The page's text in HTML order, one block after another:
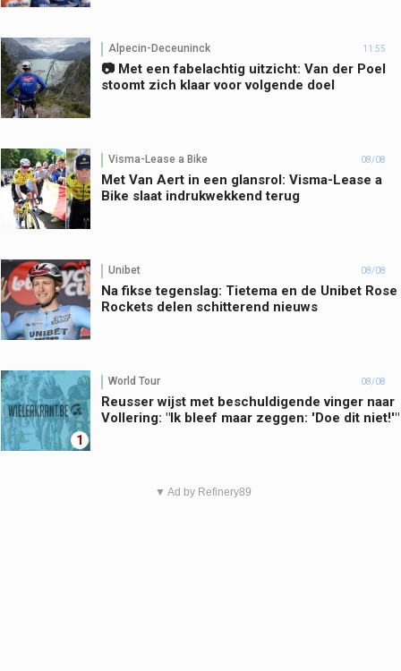
Alpecin-Deceuninck 11:55
📷 Met een fabelachtig uitzicht: Van der Poel
stoomt zich klaar voor volgende doel
Visma-Lease a Bike 08/08
Met Van Aert in een glansrol: Visma-Lease a
Bike slaat indrukwekkend terug
Unibet 08/08
Na fikse tegenslag: Tietema en de Unibet Rose
Rockets delen schitterend nieuws
1
World Tour 08/08
Reusser wijst met beschuldigende vinger naar
Vollering: "Ik bleef maar zeggen: 'Doe dit niet!'"
▼ Ad by Refinery89